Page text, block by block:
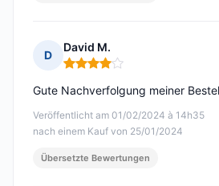
D
David M.
Hinweis: 4 von 5
Veröffentlicht am 01/02/2024 à 14h35
nach einem Kauf von 25/01/2024
Gute Nachverfolgung meiner
Übersetzte Bewertungen